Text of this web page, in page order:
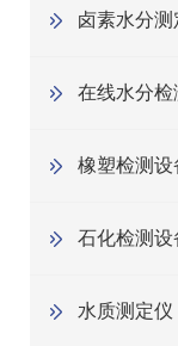
卤素水分测
在线水分检
橡塑检测设
石化检测设
水质测定仪